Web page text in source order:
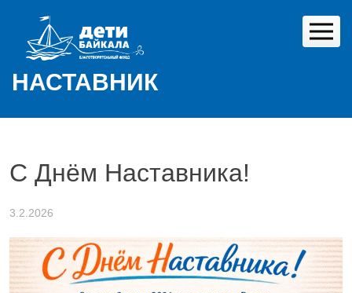
content
НАСТАВНИК
С Днём Наставника!
3.2.2026